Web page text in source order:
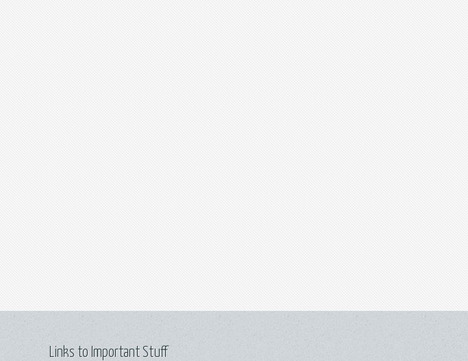
Links to Important Stuff